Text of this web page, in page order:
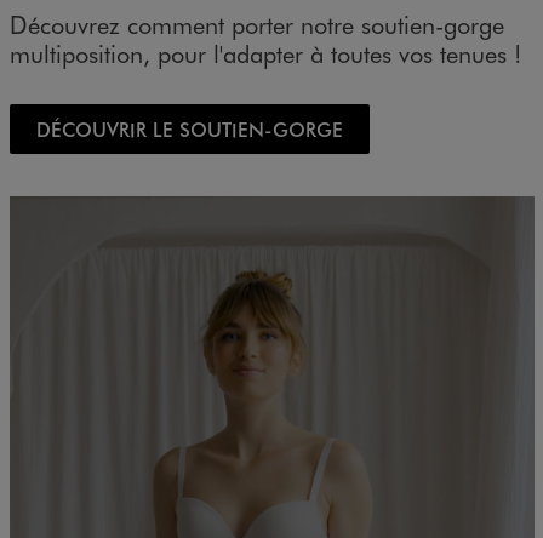
Découvrez comment porter notre soutien-gorge
multiposition, pour l'adapter à toutes vos tenues !
DÉCOUVRIR LE SOUTIEN-GORGE